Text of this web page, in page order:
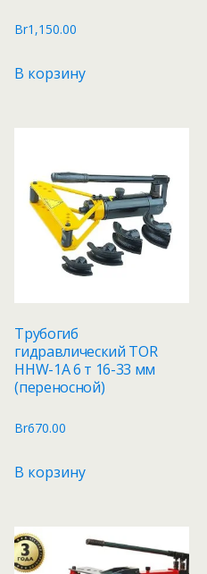
Br1,150.00
В корзину
Трубогиб
гидравлический TOR
HHW-1A 6 т 16-33 мм
(переносной)
Br670.00
В корзину